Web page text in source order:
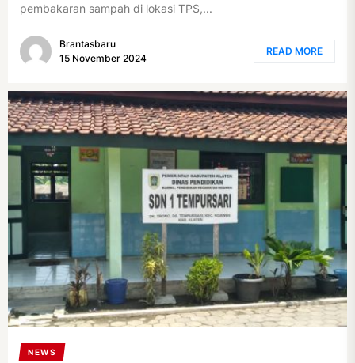
pembakaran sampah di lokasi TPS,...
Brantasbaru
15 November 2024
READ MORE
NEWS